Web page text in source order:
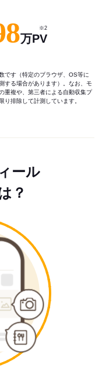
万PV
※2
です（特定のブラウザ、OS等に
する場合があります）。なお、モ
重複や、第三者による自動収集プ
り排除して計測しています。
ール
？